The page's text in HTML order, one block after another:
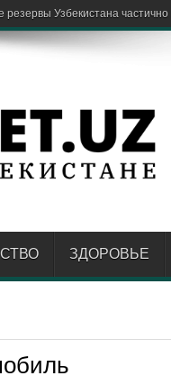
Узбекистана
ЗДОРОВЬЕ